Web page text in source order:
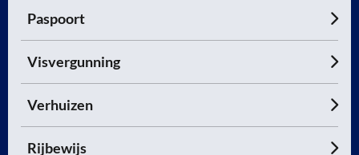
Paspoort
Visvergunning
Verhuizen
Rijbewijs